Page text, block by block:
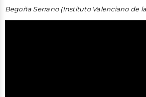
Begoña Serrano (Instituto Valenciano de